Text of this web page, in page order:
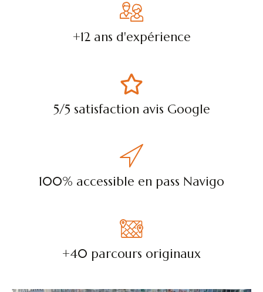
+12 ans d'expérience
5/5 satisfaction avis Google
100% accessible en pass Navigo
+40 parcours originaux